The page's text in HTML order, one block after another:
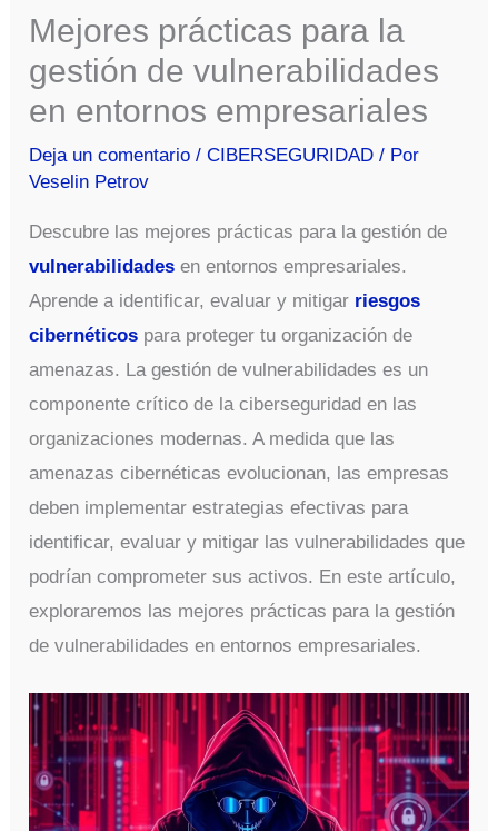
Mejores prácticas para la
gestión de vulnerabilidades
en entornos empresariales
Deja un comentario /CIBERSEGURIDAD / Por
Veselin Petrov
Descubre las mejores prácticas para la gestión de
vulnerabilidades en entornos empresariales.
Aprende a identificar, evaluar y mitigar riesgos
cibernéticos para proteger tu organización de
amenazas. La gestión de vulnerabilidades es un
componente crítico de la ciberseguridad en las
organizaciones modernas. A medida que las
amenazas cibernéticas evolucionan, las empresas
deben implementar estrategias efectivas para
identificar, evaluar y mitigar las vulnerabilidades que
podrían comprometer sus activos. En este artículo,
exploraremos las mejores prácticas para la gestión
de vulnerabilidades en entornos empresariales.